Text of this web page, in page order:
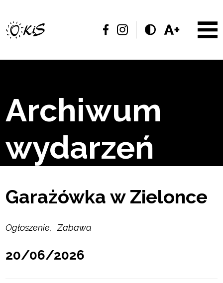
Archiwum
wydarzeń
Garażówka w Zielonce
Ogłoszenie Zabawa
20/06/2026